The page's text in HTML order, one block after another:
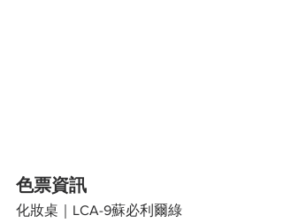
色票資訊
化妝桌｜LCA-9蘇必利爾綠